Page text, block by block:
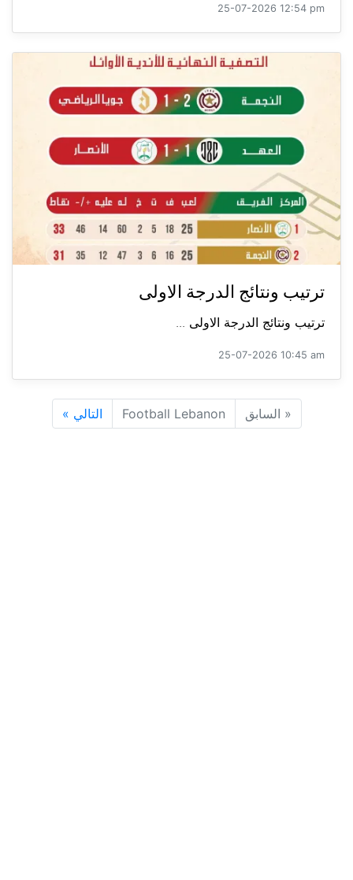
25-07-2026 12:54 pm
ترتيب ونتائج الدرجة الاولى
ترتيب ونتائج الدرجة الاولى ...
25-07-2026 10:45 am
« السابق Football Lebanon التالي »